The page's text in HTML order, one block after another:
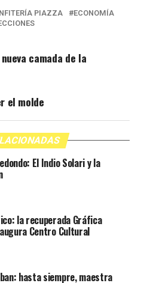
PIAZZA
ECONOMÍA
camada de la
el molde
El Indio Solari y la
la recuperada Gráfica
Centro Cultural
hasta siempre, maestra